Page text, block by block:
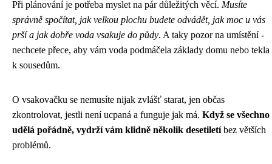
Při plánování je potřeba myslet na pár důležitých věcí. Musíte
správně spočítat, jak velkou plochu budete odvádět, jak moc u vás
prší a jak dobře voda vsakuje do půdy. A taky pozor na umístění -
nechcete přece, aby vám voda podmáčela základy domu nebo tekla
k sousedům.
O vsakovačku se nemusíte nijak zvlášť starat, jen občas
zkontrolovat, jestli není ucpaná a funguje jak má. Když se všechno
udělá pořádně, vydrží vám klidně několik desetiletíbez větších
problémů.